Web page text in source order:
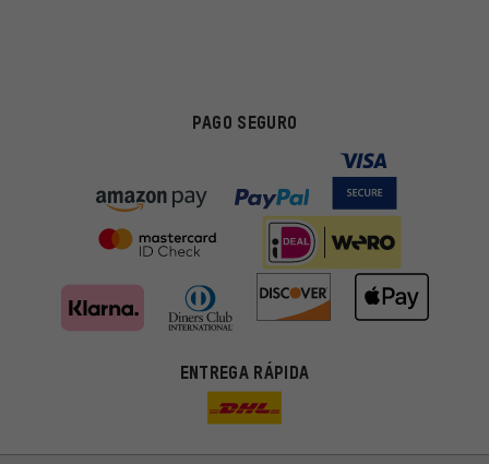
PAGO SEGURO
ENTREGA RÁPIDA